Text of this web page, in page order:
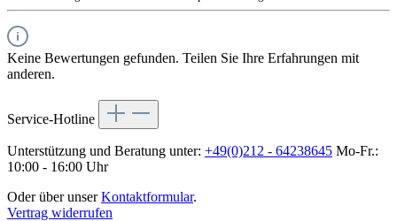
Keine Bewertungen gefunden. Teilen Sie Ihre Erfahrungen mit
anderen.
Service-Hotline
Unterstützung und Beratung unter: +49(0)212 - 64238645 Mo-Fr.:
10:00 - 16:00 Uhr
Oder über unserKontaktformular.
Vertrag widerrufen